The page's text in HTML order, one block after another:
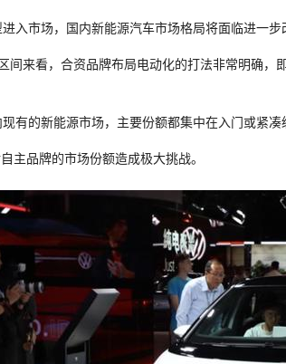
入市场，国内新能源汽车市场格局将面临进一步
来看，合资品牌布局电动化的打法非常明确
有的新能源市场，主要份额都集中在入门或紧凑
主品牌的市场份额造成极大挑战。